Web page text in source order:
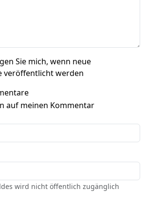
Sie mich, wenn neue
veröffentlicht werden
auf meinen Kommentar
wird nicht öffentlich zugänglich